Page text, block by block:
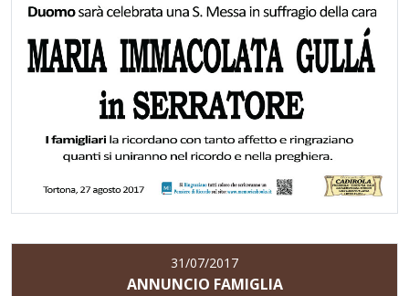
31/07/2017
ANNUNCIO FAMIGLIA